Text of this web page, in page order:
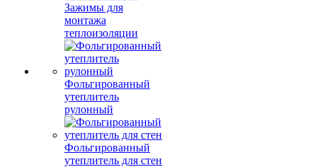
Зажимы для
монтажа
теплоизоляции
Фольгированный
утеплитель
рулонный
Фольгированный
утеплитель для стен